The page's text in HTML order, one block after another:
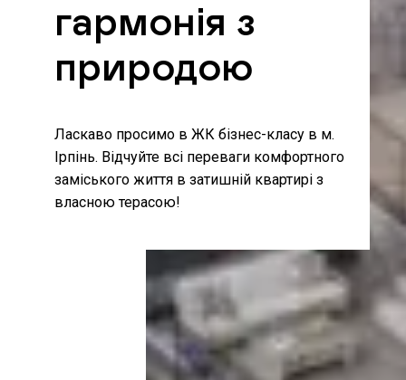
гармонія з
природою
Ласкаво просимо в ЖК бізнес-класу в м.
Ірпінь. Відчуйте всі переваги комфортного
заміського життя в затишній квартирі з
власною терасою!